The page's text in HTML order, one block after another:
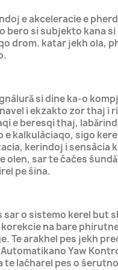
e akceleracie e
bero si subjekto kana
drom. katar jekh ola,
si dine ka-o
i ekzakto zor thaj i
e beresqi thaj,
e kalkulàciaqo, sigo
kerindoj i sensàcia
olen, sar te ćaćes
pe śina.
sar o sistemo kerel but
na bare
Te arakhel pes jekh
Yaw
te laćharel pes o śerutno